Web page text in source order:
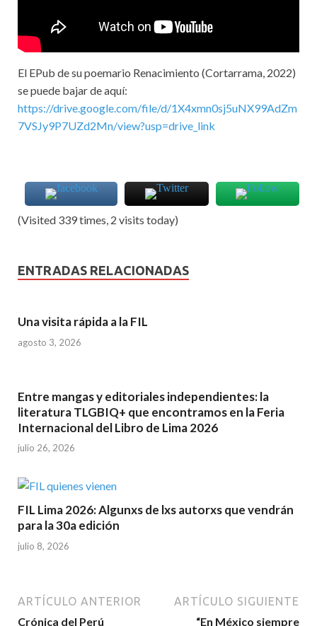
El EPub de su poemario Renacimiento (Cortarrama, 2022)
se puede bajar de aquí:
https://drive.google.com/file/d/1X4xmn0sj5uNX99AdZm
7VSJy9P7UZd2Mn/view?usp=drive_link
(Visited 339 times, 2 visits today)
ENTRADAS RELACIONADAS
Una visita rápida a la FIL
agosto 3, 2026
Entre mangas y editoriales independientes: la
literatura TLGBIQ+ que encontramos en la Feria
Internacional del Libro de Lima 2026
julio 26, 2026
FIL Lima 2026: Algunxs de lxs autorxs que vendrán
para la 30a edición
julio 8, 2026
ARTÍCULO ANTERIOR
Crónica del Perú
ARTÍCULO SIGUIENTE
“En México siempre